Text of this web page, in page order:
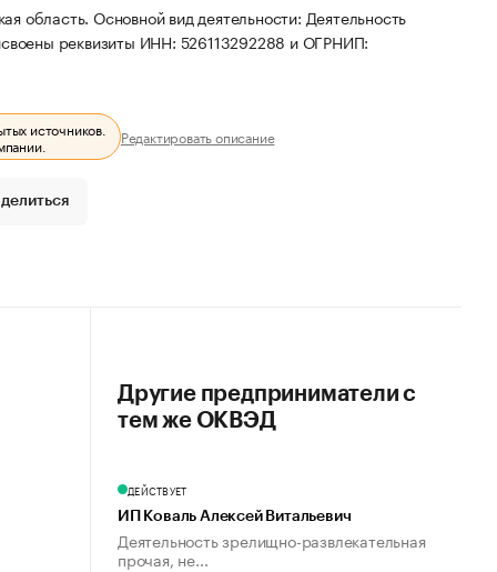
Основной вид деятельности: Деятельность
реквизиты ИНН: 526113292288 и ОГРНИП:
источников.
Редактировать описание
Другие предприниматели с
тем же ОКВЭД
ДЕЙСТВУЕТ
ИП Коваль Алексей Витальевич
Деятельность зрелищно-развлекательная
прочая, не...